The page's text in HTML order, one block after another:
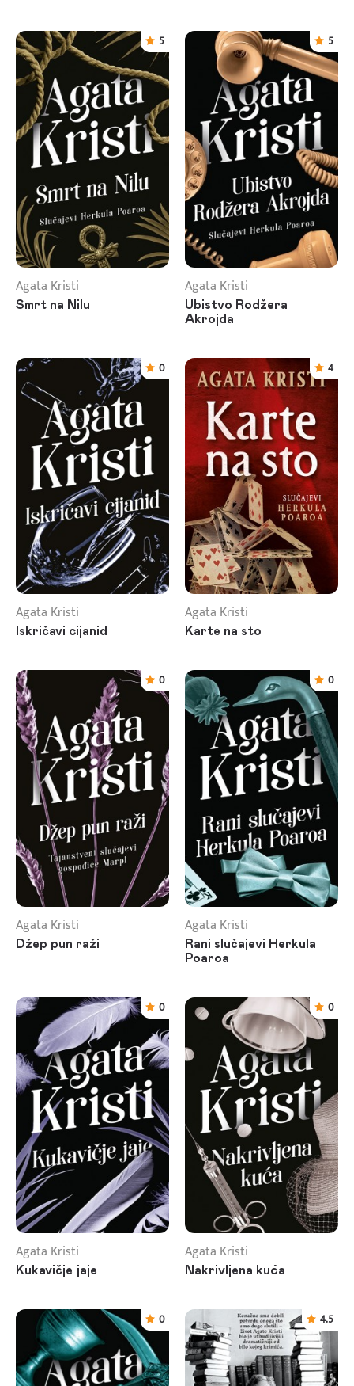
5
Agata Kristi
Smrt na Nilu
5
Agata Kristi
Ubistvo Rodžera
Akrojda
0
Agata Kristi
Iskričavi cijanid
4
Agata Kristi
Karte na sto
0
Agata Kristi
Džep pun raži
0
Agata Kristi
Rani slučajevi Herkula
Poaroa
0
Agata Kristi
Kukavičje jaje
0
Agata Kristi
Nakrivljena kuća
0 4.5